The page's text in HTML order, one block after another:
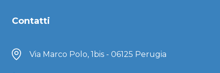
Contatti
Via Marco Polo, 1bis - 06125 Perugia